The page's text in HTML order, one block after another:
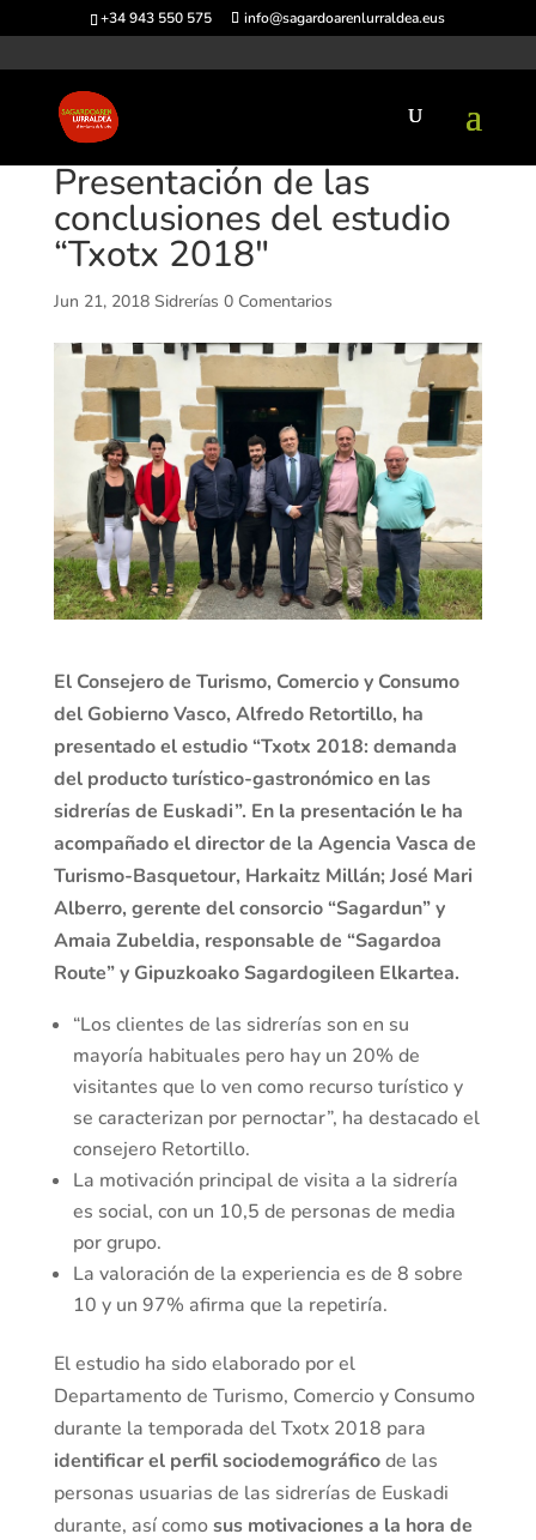
+34 943 550 575 info@sagardoarenlurraldea.eus
Presentación de las
conclusiones del estudio
“Txotx 2018″
Jun 21, 2018 Sidrerías 0 Comentarios
El Consejero de Turismo, Comercio y Consumo
del Gobierno Vasco, Alfredo Retortillo, ha
presentado el estudio “Txotx 2018: demanda
del producto turístico-gastronómico en las
sidrerías de Euskadi”. En la presentación le ha
acompañado el director de la Agencia Vasca de
Turismo-Basquetour, Harkaitz Millán; José Mari
Alberro, gerente del consorcio “Sagardun” y
Amaia Zubeldia, responsable de “Sagardoa
Route” y Gipuzkoako Sagardogileen Elkartea.
“Los clientes de las sidrerías son en su
mayoría habituales pero hay un 20% de
visitantes que lo ven como recurso turístico y
se caracterizan por pernoctar”, ha destacado el
consejero Retortillo.
La motivación principal de visita a la sidrería
es social, con un 10,5 de personas de media
por grupo.
La valoración de la experiencia es de 8 sobre
10 y un 97% afirma que la repetiría.
El estudio ha sido elaborado por el
Departamento de Turismo, Comercio y Consumo
durante la temporada del Txotx 2018 para
identificar el perfil sociodemográficode las
personas usuarias de las sidrerías de Euskadi
durante, así comosus motivaciones a la hora de